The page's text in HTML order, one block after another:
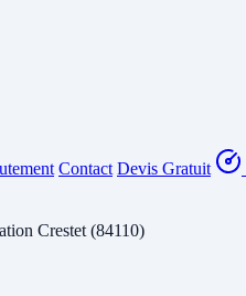
Contact Devis Gratuit
Crestet (84110)